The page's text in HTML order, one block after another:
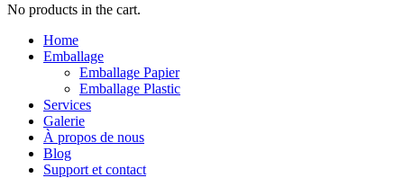
No products in the cart.
Home
Emballage
Emballage Papier
Emballage Plastic
Services
Galerie
À propos de nous
Blog
Support et contact